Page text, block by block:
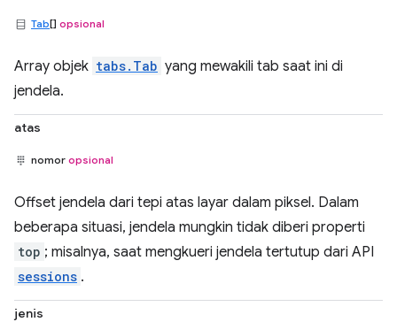
Tab[] opsional
Array objek tabs.Tab yang mewakili tab saat ini di
jendela.
atas
nomor opsional
Offset jendela dari tepi atas layar dalam piksel. Dalam
beberapa situasi, jendela mungkin tidak diberi properti
top ; misalnya, saat mengkueri jendela tertutup dari API
sessions .
jenis